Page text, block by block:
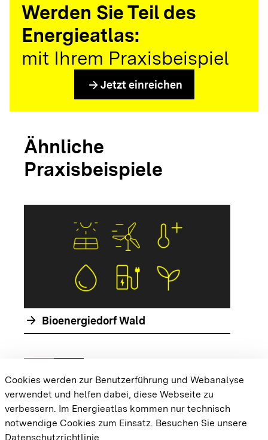
Werden Sie Teil des
Energieatlas:
mit Ihrem Praxisbeispiel
arrow_forward Jetzt einreichen
Ähnliche
Praxisbeispiele
arrow_forward Bioenergiedorf Wald
Zur vorhergehenden Folie springen
chevron_rightZur nächsten Folie springen
{{#displayPraxisbeispielMap}} {{{body}}}
{{/displayPraxisbeispielMap}}
Cookies werden zur Benutzerführung und Webanalyse
verwendet und helfen dabei, diese Webseite zu
verbessern. Im Energieatlas kommen nur technisch
notwendige Cookies zum Einsatz. Besuchen Sie unsere
Datenschutzrichtlinie